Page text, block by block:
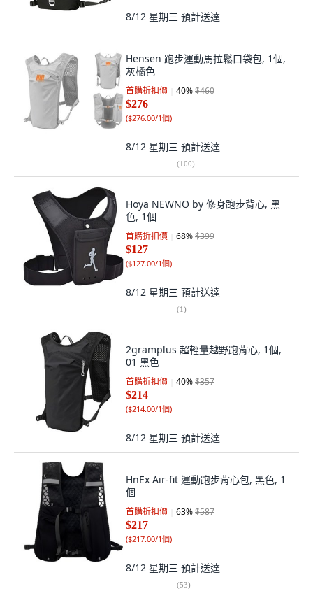
8/12 星期三 預計送達
Hensen 跑步運動馬拉鬆口袋包, 1個,
灰橘色
首購折扣價 40%$460
$276
($276.00/1個)
8/12 星期三 預計送達
(100)
Hoya NEWNO by 修身跑步背心, 黑
色, 1個
首購折扣價 68%$399
$127
($127.00/1個)
8/12 星期三 預計送達
(1)
2gramplus 超輕量越野跑背心, 1個,
01 黑色
首購折扣價 40%$357
$214
($214.00/1個)
8/12 星期三 預計送達
HnEx Air-fit 運動跑步背心包, 黑色, 1
個
首購折扣價 63%$587
$217
($217.00/1個)
8/12 星期三 預計送達
(53)